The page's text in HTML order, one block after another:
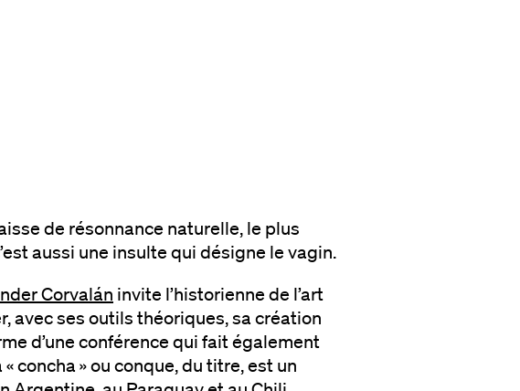
de résonnance naturelle, le plus
aussi une insulte qui désigne le vagin.
Corvalán invite l’historienne de l’art
avec ses outils théoriques, sa création
d’une conférence qui fait également
concha » ou conque, du titre, est un